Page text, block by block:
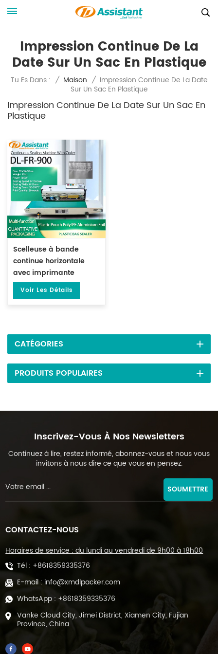
Impression Continue De La
Date Sur Un Sac En Plastique
Tu Es Dans : / Maison / Impression Continue De La Date
Sur Un Sac En Plastique
Impression Continue De La Date Sur Un Sac En
Plastique
Scelleuse à bande
continue horizontale
avec imprimante
d'impression de date
en acier DL-FR-900
Voir Les Détails
CATÉGORIES
PRODUITS POPULAIRES
Inscrivez-Vous À Nos Newsletters
Continuez à lire, restez informé, abonnez-vous et nous vous
invitons à nous dire ce que vous en pensez.
SOUMETTRE
CONTACTEZ-NOUS
Horaires de service : du lundi au vendredi de 9h00 à 18h00
Tél : +8618359335376
E-mail : info@xmdlpacker.com
WhatsApp : +8618359335376
Vanke Cloud City, Jimei District, Xiamen City, Fujian
Province, China